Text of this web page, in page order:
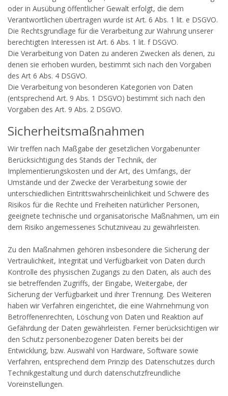
oder in Ausübung öffentlicher Gewalt erfolgt, die dem
Verantwortlichen übertragen wurde ist Art. 6 Abs. 1 lit. e DSGVO.
Die Rechtsgrundlage für die Verarbeitung zur Wahrung unserer
berechtigten Interessen ist Art. 6 Abs. 1 lit. f DSGVO.
Die Verarbeitung von Daten zu anderen Zwecken als denen, zu
denen sie erhoben wurden, bestimmt sich nach den Vorgaben
des Art 6 Abs. 4 DSGVO.
Die Verarbeitung von besonderen Kategorien von Daten
(entsprechend Art. 9 Abs. 1 DSGVO) bestimmt sich nach den
Vorgaben des Art. 9 Abs. 2 DSGVO.
Sicherheitsmaßnahmen
Wir treffen nach Maßgabe der gesetzlichen Vorgabenunter
Berücksichtigung des Stands der Technik, der
Implementierungskosten und der Art, des Umfangs, der
Umstände und der Zwecke der Verarbeitung sowie der
unterschiedlichen Eintrittswahrscheinlichkeit und Schwere des
Risikos für die Rechte und Freiheiten natürlicher Personen,
geeignete technische und organisatorische Maßnahmen, um ein
dem Risiko angemessenes Schutzniveau zu gewährleisten.
Zu den Maßnahmen gehören insbesondere die Sicherung der
Vertraulichkeit, Integrität und Verfügbarkeit von Daten durch
Kontrolle des physischen Zugangs zu den Daten, als auch des
sie betreffenden Zugriffs, der Eingabe, Weitergabe, der
Sicherung der Verfügbarkeit und ihrer Trennung. Des Weiteren
haben wir Verfahren eingerichtet, die eine Wahrnehmung von
Betroffenenrechten, Löschung von Daten und Reaktion auf
Gefährdung der Daten gewährleisten. Ferner berücksichtigen wir
den Schutz personenbezogener Daten bereits bei der
Entwicklung, bzw. Auswahl von Hardware, Software sowie
Verfahren, entsprechend dem Prinzip des Datenschutzes durch
Technikgestaltung und durch datenschutzfreundliche
Voreinstellungen.